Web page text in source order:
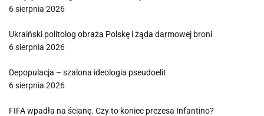
6 sierpnia 2026
Ukraiński politolog obraża Polskę i żąda darmowej broni
6 sierpnia 2026
Depopulacja – szalona ideologia pseudoelit
6 sierpnia 2026
FIFA wpadła na ścianę. Czy to koniec prezesa Infantino?